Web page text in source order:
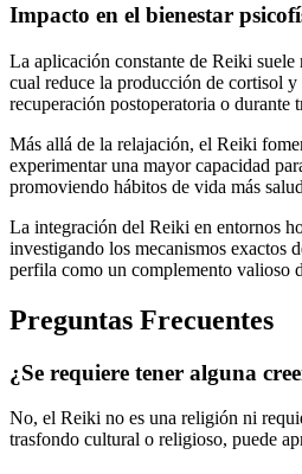
Impacto en el bienestar
La aplicación constante de Reiki
cual reduce la producción de cortisol y
recuperación postoperatoria o durante
Más allá de la relajación, el Reiki
experimentar una mayor capacidad
promoviendo hábitos de vida más
La integración del Reiki en entornos
investigando los mecanismos exactos
perfila como un complemento valioso
Preguntas Frecuentes
¿Se requiere tener alguna
No, el Reiki no es una religión ni
trasfondo cultural o religioso, puede